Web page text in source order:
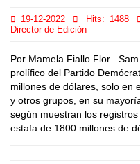
19-12-2022 Hits: 1488
Director de Edición
Por Mamela Fiallo Flor
prolífico del Partido
millones de dólares, solo en
y otros grupos, en su
según muestran los
estafa de 1800 millones de